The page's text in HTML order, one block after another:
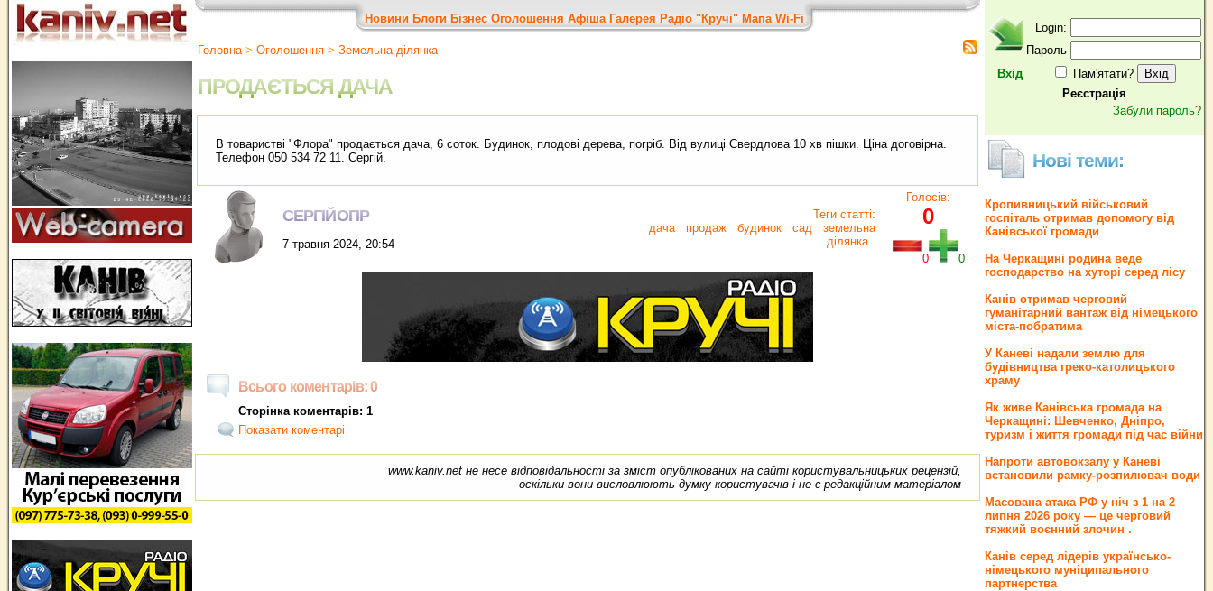
Новини Блоги Бізнес Оголошення Афіша Галерея Радіо "Кручі" Мапа Wi-Fi
Головна> Оголошення > Земельна ділянка
ПРОДАЄТЬСЯ ДАЧА
В товаристві "Флора" продається дача, 6 соток. Будинок, плодові дерева, погріб. Від вулиці Свердлова 10 хв пішки. Ціна договірна.
Телефон 050 534 72 11. Сергій.
СЕРГІЙОПР
7 травня 2024, 20:54
Теги статті:
дача
продаж будинок сад
земельна
ділянка
Голосів:
0
0 0
Всього коментарів: 0
Сторінка коментарів: 1
Показати коментарі
www.kaniv.net не несе відповідальності за зміст опублікованих на сайті користувальницьких рецензій,
оскільки вони висловлюють думку користувачів і не є редакційним матеріалом
Вхід
Login:
Пароль
Пам'ятати?
Реєстрація
Забули пароль?
Нові теми:
Кропивницький військовий
госпіталь отримав допомогу від
Канівської громади
На Черкащині родина веде
господарство на хуторі серед лісу
Канів отримав черговий
гуманітарний вантаж від німецького
міста-побратима
У Каневі надали землю для
будівництва греко‐католицького
храму
Як живе Канівська громада на
Черкащині: Шевченко, Дніпро,
туризм і життя громади під час війни
Напроти автовокзалу у Каневі
встановили рамку-розпилювач води
Масована атака РФ у ніч з 1 на 2
липня 2026 року — це черговий
тяжкий воєнний злочин .
Канів серед лідерів українсько-
німецького муніципального
партнерства